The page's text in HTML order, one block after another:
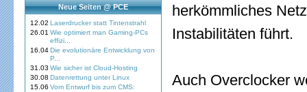
Neue Seiten @ PCE
12.02 Laserdrucker statt Tintenstrahl
26.01 Wie optimiert man Gaming-PCs
effizi...
16.04Die evolutionäre Entwicklung von
P...
31.03 Wie sicher ist Cloud-Hosting
30.08 Datenrettung unter Linux
15.06 Vom Entwurf bis zum CMS:
herkömmliches
Instabilitäten führt.
Auch Overclocker